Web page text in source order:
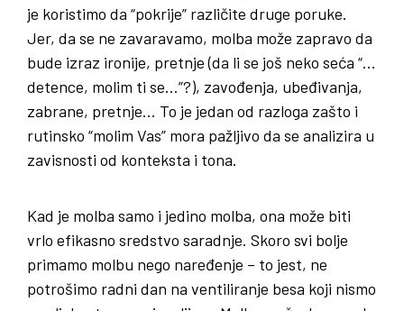
je koristimo da “pokrije” različite druge poruke.
Jer, da se ne zavaravamo, molba može zapravo da
bude izraz ironije, pretnje (da li se još neko seća “…
detence, molim ti se…”?), zavođenja, ubeđivanja,
zabrane, pretnje… To je jedan od razloga zašto i
rutinsko “molim Vas” mora pažljivo da se analizira u
zavisnosti od konteksta i tona.
Kad je molba samo i jedino molba, ona može biti
vrlo efikasno sredstvo saradnje. Skoro svi bolje
primamo molbu nego naređenje – to jest, ne
potrošimo radni dan na ventiliranje besa koji nismo